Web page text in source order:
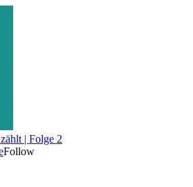
| Folge 2
Follow